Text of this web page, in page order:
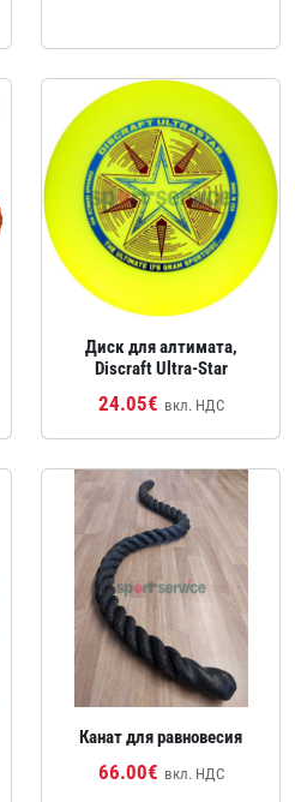
Диск для алтимата,
Discraft Ultra‑Star
24.05€ вкл. НДС
Канат для равновесия
66.00€ вкл. НДС